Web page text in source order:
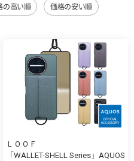
の高い順 価格の安い順
ＬＯＯＦ
「WALLET-SHELL Series」AQUOS